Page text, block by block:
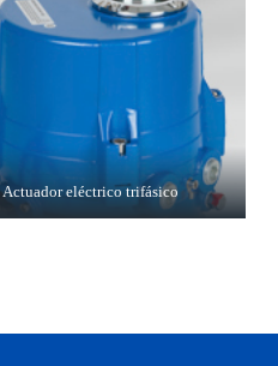
Actuador eléctrico trifásico